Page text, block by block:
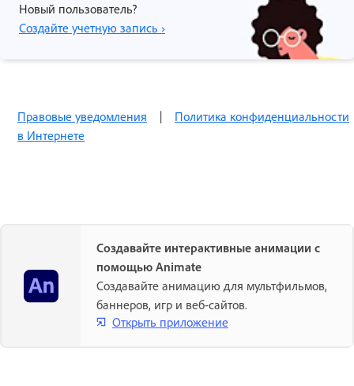
Новый пользователь?
Создайте учетную запись ›
Правовые уведомления | Политика конфиденциальности
в Интернете
Создавайте интерактивные анимации с
помощью Animate
Создавайте анимацию для мультфильмов,
баннеров, игр и веб-сайтов.
Открыть приложение